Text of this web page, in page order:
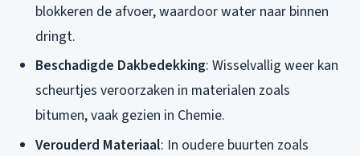
blokkeren de afvoer, waardoor water naar binnen
dringt.
Beschadigde Dakbedekking: Wisselvallig weer kan
scheurtjes veroorzaken in materialen zoals
bitumen, vaak gezien in Chemie.
Verouderd Materiaal: In oudere buurten zoals